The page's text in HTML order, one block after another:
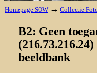
Homepage SOW → Collectie
B2: Geen
beeldbank